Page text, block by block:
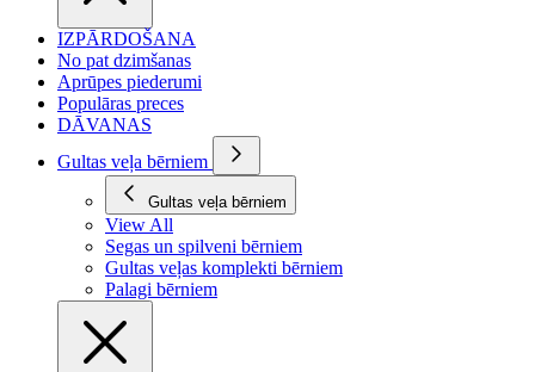
IZPĀRDOŠANA
No pat dzimšanas
Aprūpes piederumi
Populāras preces
DĀVANAS
Gultas veļa bērniem
Gultas veļa bērniem
View All
Segas un spilveni bērniem
Gultas veļas komplekti bērniem
Palagi bērniem